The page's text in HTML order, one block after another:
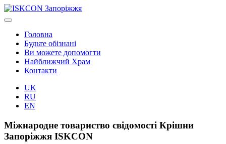
Головна
Будьте обізнані
Ви можете допомогти
Найближчий Храм
Контакти
UK
RU
EN
Міжнародне товариство свідомості Крішни
Запоріжжя ISKCON